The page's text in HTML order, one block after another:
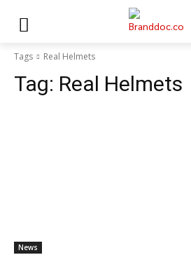
Tags Real Helmets
Tag: Real Helmets
News